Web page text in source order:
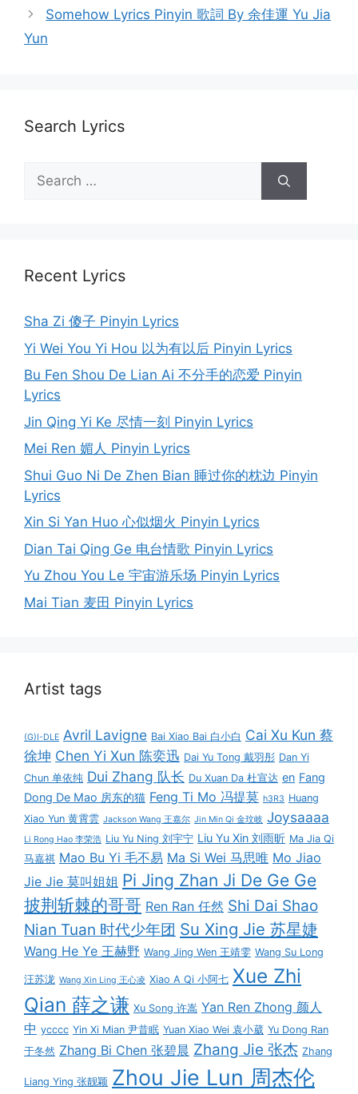
Somehow Lyrics Pinyin 歌詞 By 余佳運 Yu Jia
Yun
Search Lyrics
Search
for:
Recent Lyrics
Sha Zi 傻子 Pinyin Lyrics
Yi Wei You Yi Hou 以为有以后 Pinyin Lyrics
Bu Fen Shou De Lian Ai 不分手的恋爱 Pinyin
Lyrics
Jin Qing Yi Ke 尽情一刻 Pinyin Lyrics
Mei Ren 媚人 Pinyin Lyrics
Shui Guo Ni De Zhen Bian 睡过你的枕边 Pinyin
Lyrics
Xin Si Yan Huo 心似烟火 Pinyin Lyrics
Dian Tai Qing Ge 电台情歌 Pinyin Lyrics
Yu Zhou You Le 宇宙游乐场 Pinyin Lyrics
Mai Tian 麦田 Pinyin Lyrics
Artist tags
(G)I-DLE Avril Lavigne Bai Xiao Bai 白小白 Cai Xu Kun 蔡
徐坤 Chen Yi Xun 陈奕迅 Dai Yu Tong 戴羽彤 Dan Yi
Chun 单依纯 Dui Zhang 队长 Du Xuan Da 杜宣达 en Fang
Dong De Mao 房东的猫 Feng Ti Mo 冯提莫 h3R3 Huang
Xiao Yun 黄霄雲 Jackson Wang 王嘉尔 Jin Min Qi 金玟岐 Joysaaaa
Li Rong Hao 李荣浩 Liu Yu Ning 刘宇宁 Liu Yu Xin 刘雨昕 Ma Jia Qi
马嘉祺 Mao Bu Yi 毛不易 Ma Si Wei 马思唯 Mo Jiao
Jie Jie 莫叫姐姐 Pi Jing Zhan Ji De Ge Ge
披荆斩棘的哥哥 Ren Ran 任然 Shi Dai Shao
Nian Tuan 时代少年团 Su Xing Jie 苏星婕
Wang He Ye 王赫野 Wang Jing Wen 王靖雯 Wang Su Long
汪苏泷 Wang Xin Ling 王心凌 Xiao A Qi 小阿七 Xue Zhi
Qian 薛之谦 Xu Song 许嵩 Yan Ren Zhong 颜人
中 ycccc Yin Xi Mian 尹昔眠 Yuan Xiao Wei 袁小葳 Yu Dong Ran
于冬然 Zhang Bi Chen 张碧晨 Zhang Jie 张杰 Zhang
Liang Ying 张靓颖 Zhou Jie Lun 周杰伦